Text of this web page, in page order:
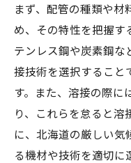
まず、配管の種類や材
め、その特性を把握す
テンレス鋼や炭素鋼な
接技術を選択すること
す。また、溶接の際に
り、これらを怠ると溶
に、北海道の厳しい
る機材や技術を適切に